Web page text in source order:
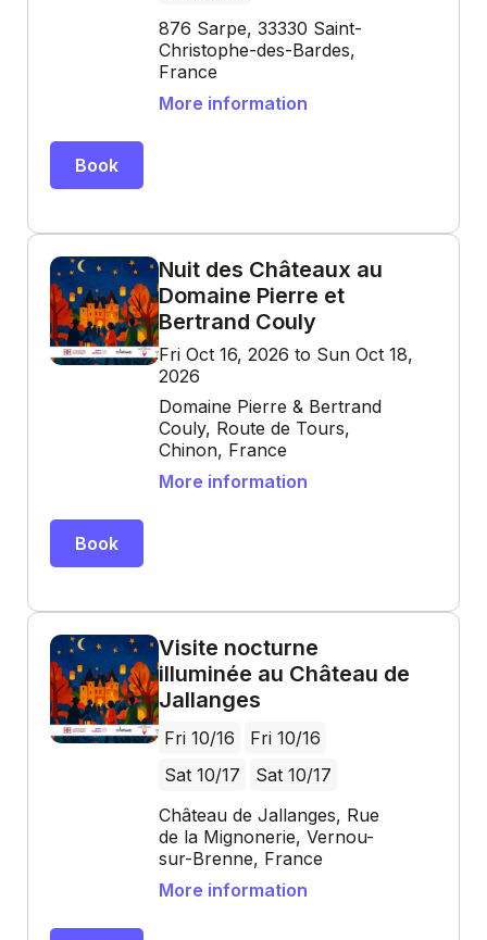
876 Sarpe, 33330 Saint-
Christophe-des-Bardes,
France
More information
Book
Nuit des Châteaux au
Domaine Pierre et
Bertrand Couly
Fri Oct 16, 2026 to Sun Oct 18,
2026
Domaine Pierre & Bertrand
Couly, Route de Tours,
Chinon, France
More information
Book
Visite nocturne
illuminée au Château de
Jallanges
Fri 10/16
Fri 10/16
Sat 10/17
Sat 10/17
Château de Jallanges, Rue
de la Mignonerie, Vernou-
sur-Brenne, France
More information